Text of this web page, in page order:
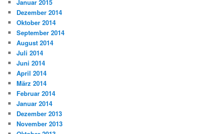
Januar 2015
Dezember 2014
Oktober 2014
September 2014
August 2014
Juli 2014
Juni 2014
April 2014
März 2014
Februar 2014
Januar 2014
Dezember 2013
November 2013